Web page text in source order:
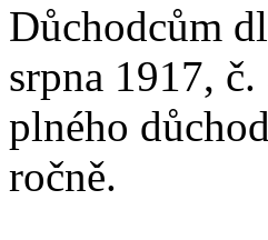
Důchodcům
srpna 1917,
plného
ročně.